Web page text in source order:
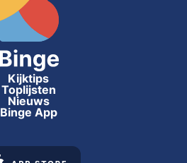
Kijktips
Toplijsten
Nieuws
Binge App